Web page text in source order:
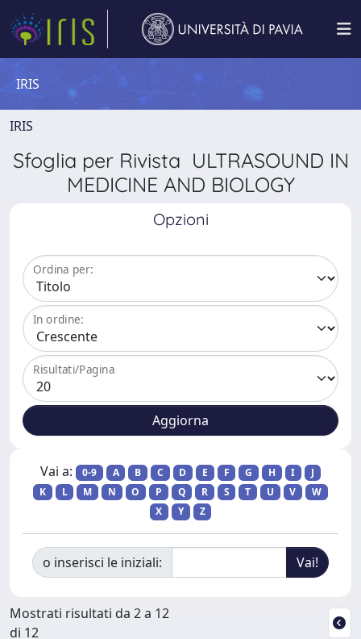
IRIS
IRIS
Sfoglia per Rivista ULTRASOUND IN
MEDICINE AND BIOLOGY
Opzioni
Ordina per:
In ordine:
Risultati/Pagina
Vai a: 0-9 A B C D E F G H I
J
K
L M N O P Q R S T U V
W
X
Y Z
o inserisci le iniziali:
Mostrati risultati da 2 a 12
di 12